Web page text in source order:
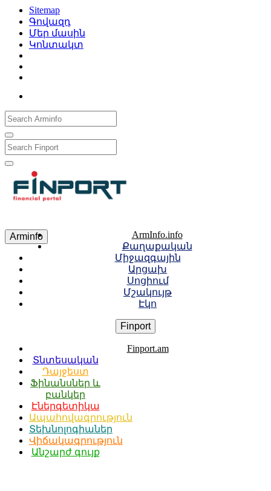
Sitemap
Գովազդ
Մեր մասին
Կոնտակտ
Arminfo
ArmInfo.info
Քաղաքական
Միջազգային
Արցախ
Սոցիում
Մշակույթ
Էկո
Finport
Finport.am
Տնտեսական
Դայջեստ
Ֆինանսներ և
բանկեր
Էներգետիկա
Ապահովագրություն
Տեխնոլոգիաներ
Վիճակագրություն
Անշարժ գույք